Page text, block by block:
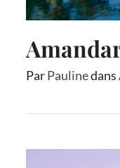
ParPaulinedans